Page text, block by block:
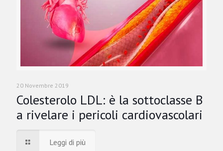
20 Novembre 2019
Colesterolo LDL: è la sottoclasse B
a rivelare i pericoli cardiovascolari
Leggi di più